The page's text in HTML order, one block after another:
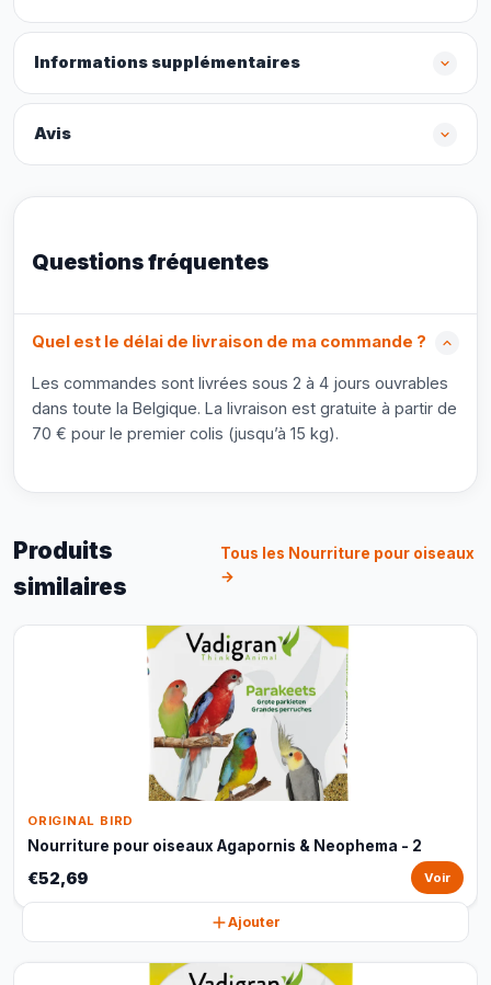
Informations supplémentaires
Avis
Questions fréquentes
Quel est le délai de livraison de ma commande ?
Les commandes sont livrées sous 2 à 4 jours ouvrables
dans toute la Belgique. La livraison est gratuite à partir de
70 € pour le premier colis (jusqu’à 15 kg).
Produits
similaires
Tous les Nourriture pour oiseaux
→
ORIGINAL BIRD
Nourriture pour oiseaux Agapornis & Neophema - 2
€52,69 Voir
Ajouter